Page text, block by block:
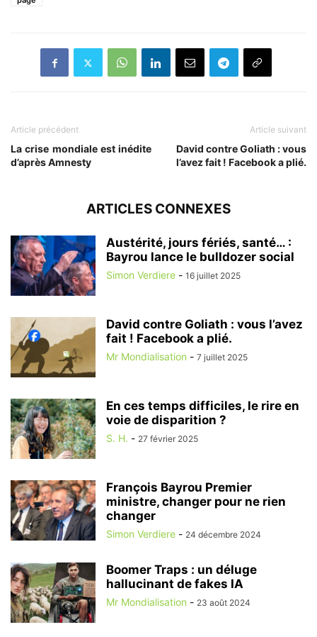
Article précédent
La crise mondiale est inédite
d’après Amnesty
Article suivant
David contre Goliath : vous
l’avez fait ! Facebook a plié.
ARTICLES CONNEXES
Austérité, jours fériés, santé… :
Bayrou lance le bulldozer social
Simon Verdiere - 16 juillet 2025
David contre Goliath : vous l’avez
fait ! Facebook a plié.
Mr Mondialisation - 7 juillet 2025
En ces temps difficiles, le rire en
voie de disparition ?
S. H. - 27 février 2025
François Bayrou Premier
ministre, changer pour ne rien
changer
Simon Verdiere - 24 décembre 2024
Boomer Traps : un déluge
hallucinant de fakes IA
Mr Mondialisation - 23 août 2024